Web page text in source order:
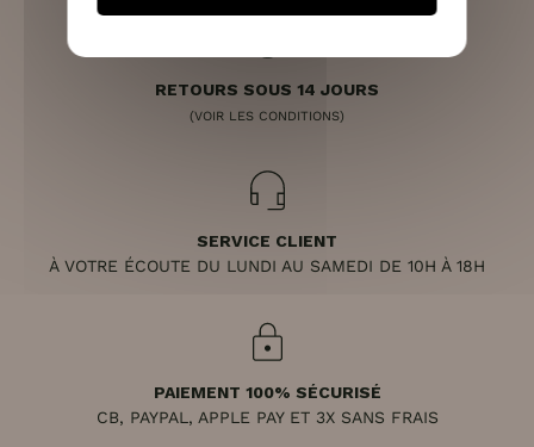
RETOURS SOUS 14 JOURS
(VOIR LES CONDITIONS)
SERVICE CLIENT
À VOTRE ÉCOUTE DU LUNDI AU SAMEDI DE 10H À 18H
PAIEMENT 100% SÉCURISÉ
CB, PAYPAL, APPLE PAY ET 3X SANS FRAIS